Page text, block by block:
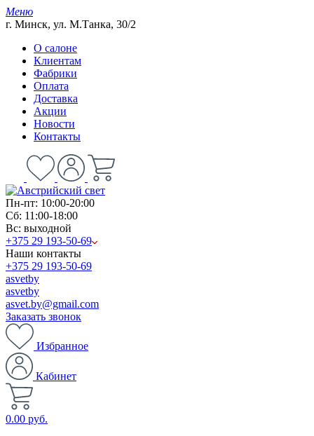
Меню
г. Минск, ул. М.Танка, 30/2
О салоне
Клиентам
Фабрики
Оплата
Доставка
Акции
Новости
Контакты
Пн-пт: 10:00-20:00
Сб: 11:00-18:00
Вс: выходной
+375 29 193-50-69
Наши контакты
+375 29 193-50-69
asvetby
asvetby
asvet.by@gmail.com
Заказать звонок
Избранное
Кабинет
0.00 руб.